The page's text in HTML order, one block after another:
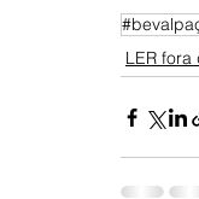
LER fora